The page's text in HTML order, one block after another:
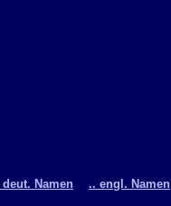
deut. Namen .. engl. Namen